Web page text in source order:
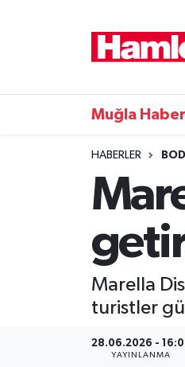
Muğla
HABERLER
Marella
turistler
28.06.2026 -
YAYINLANMA
Magazin
Muğla Nöbetçi
Muğla Trafik Yoğunluk
Süper Lig Puan
Tüm Manşetler
Son Dakika Haberleri
Haber Arşivi